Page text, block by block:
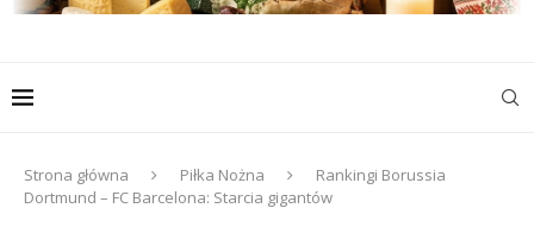
Strona główna Piłka Nożna
Rankingi Borussia
Dortmund – FC Barcelona: Starcia gigantów